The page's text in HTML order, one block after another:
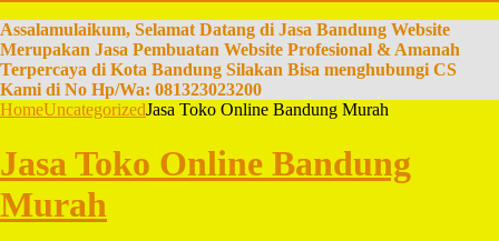
Assalamulaikum, Selamat Datang di Jasa Bandung Website
Merupakan Jasa Pembuatan Website Profesional & Amanah
Terpercaya di Kota Bandung Silakan Bisa menghubungi CS
Kami di No Hp/Wa: 081323023200
HomeUncategorizedJasa Toko Online Bandung Murah
Jasa Toko Online Bandung
Murah